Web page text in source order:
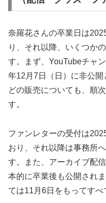
奈羅花さんの卒業日は
り、それ以降、いくつか
す。まず、YouTubeチャ
年12月7日（日）に非公
どの販売についても、順
す。
ファンレターの受付は
おり、それ以降は事務所
す。また、アーカイブ配
本的に卒業後も公開され
ては11月6日をもってすべ